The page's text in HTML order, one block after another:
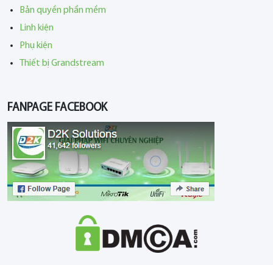
Bản quyền phần mềm
Linh kiện
Phụ kiện
Thiết bị Grandstream
FANPAGE FACEBOOK